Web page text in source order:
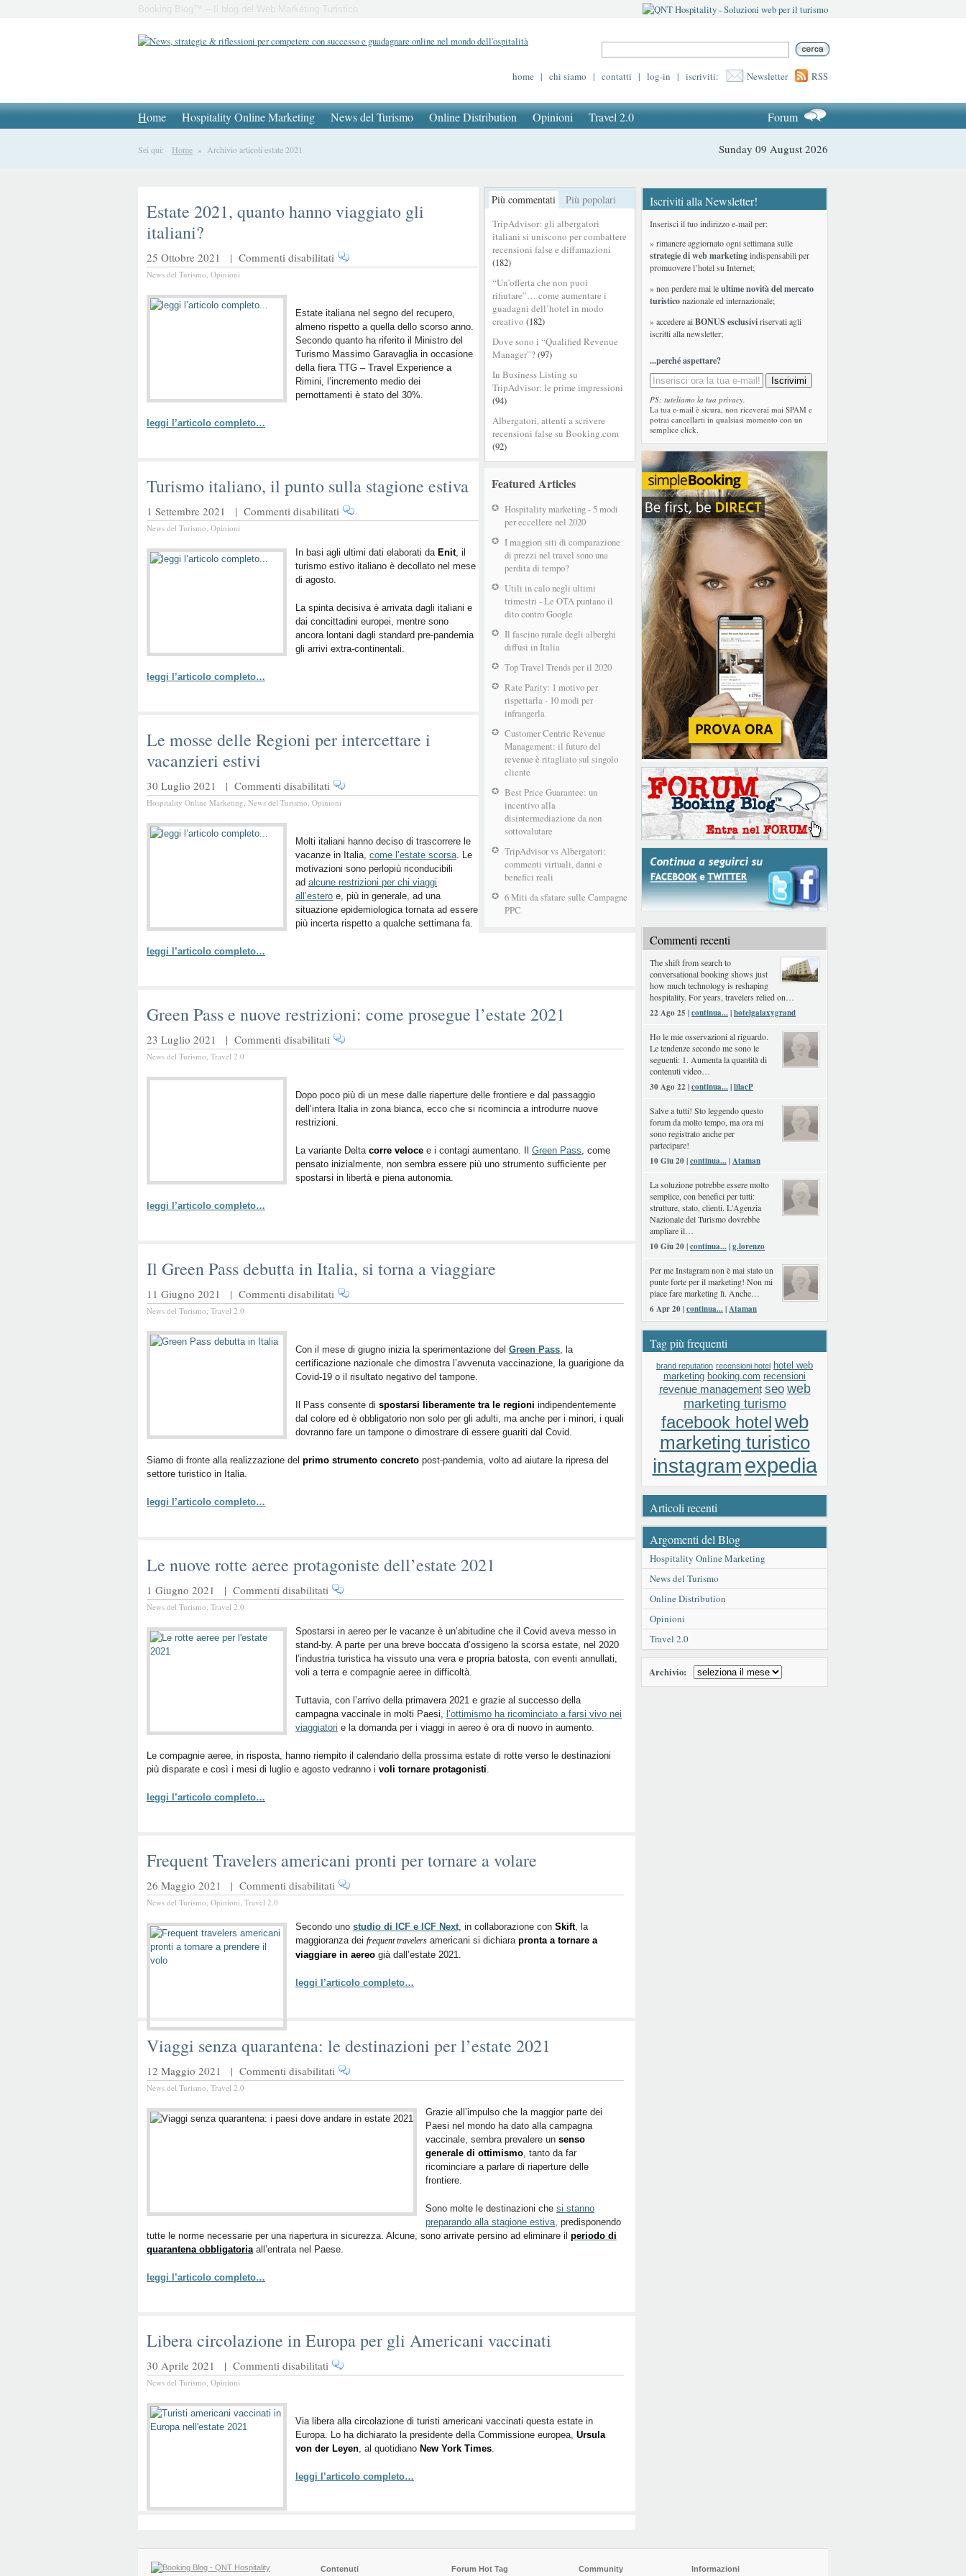
Booking Blog™ – Il blog del Web Marketing Turistico
home | chi siamo | contatti | log-in | iscriviti: Newsletter RSS
Home Hospitality Online Marketing News del Turismo Online Distribution Opinioni Travel 2.0 Forum
Sei qui: Home » Archivio articoli estate 2021 Sunday 09 August 2026
Più commentati Più popolari
TripAdvisor: gli albergatori
italiani si uniscono per combattere
recensioni false e diffamazioni
(182)
“Un’offerta che non puoi
rifiutare”… come aumentare i
guadagni dell’hotel in modo
creativo (182)
Dove sono i “Qualified Revenue
Manager”?(97)
In Business Listing su
TripAdvisor: le prime impressioni
(94)
Albergatori, attenti a scrivere
recensioni false su Booking.com
(92)
Featured Articles
Hospitality marketing - 5 modi
per eccellere nel 2020
I maggiori siti di comparazione
di prezzi nel travel sono una
perdita di tempo?
Utili in calo negli ultimi
trimestri - Le OTA puntano il
dito contro Google
Il fascino rurale degli alberghi
diffusi in Italia
Top Travel Trends per il 2020
Rate Parity: 1 motivo per
rispettarla - 10 modi per
infrangerla
Customer Centric Revenue
Management: il futuro del
revenue è ritagliato sul singolo
cliente
Best Price Guarantee: un
incentivo alla
disintermediazione da non
sottovalutare
TripAdvisor vs Albergatori:
commenti virtuali, danni e
benefici reali
6 Miti da sfatare sulle Campagne
PPC
Estate 2021, quanto hanno viaggiato gli
italiani?
25 Ottobre 2021 | Commenti disabilitati su
Estate
hanno
viaggiato
gli
italiani?
News del Turismo, Opinioni
Estate italiana nel segno del recupero,
almeno rispetto a quella dello scorso anno.
Secondo quanto ha riferito il Ministro del
Turismo Massimo Garavaglia in occasione
della fiera TTG – Travel Experience a
Rimini, l’incremento medio dei
pernottamenti è stato del 30%.
leggi l’articolo completo…
Turismo italiano, il punto sulla stagione estiva
1 Settembre 2021 | Commenti disabilitati su
Turismo
il
punto
estiva
News del Turismo, Opinioni
In basi agli ultimi dati elaborati da Enit, il
turismo estivo italiano è decollato nel mese
di agosto.
La spinta decisiva è arrivata dagli italiani e
dai concittadini europei, mentre sono
ancora lontani dagli standard pre-pandemia
gli arrivi extra-continentali.
leggi l’articolo completo…
Le mosse delle Regioni per intercettare i
vacanzieri estivi
30 Luglio 2021 | Commenti disabilitati su
Le
Regioni
per
intercettare
i
vacanzieri
estivi
Hospitality Online Marketing, News del Turismo, Opinioni
Molti italiani hanno deciso di trascorrere le
vacanze in Italia, come l’estate scorsa. Le
motivazioni sono perlopiù riconducibili
ad alcune restrizioni per chi viaggi
all’estero e, più in generale, ad una
situazione epidemiologica tornata ad essere
più incerta rispetto a qualche settimana fa.
leggi l’articolo completo…
Green Pass e nuove restrizioni: come prosegue l’estate 2021
23 Luglio 2021 | Commenti disabilitati su
Green
nuove
restrizioni:
come
l’estate
2021
News del Turismo, Travel 2.0
Dopo poco più di un mese dalle riaperture delle frontiere e dal passaggio
dell’intera Italia in zona bianca, ecco che si ricomincia a introdurre nuove
restrizioni.
La variante Delta corre veloce e i contagi aumentano. Il Green Pass, come
pensato inizialmente, non sembra essere più uno strumento sufficiente per
spostarsi in libertà e piena autonomia.
leggi l’articolo completo…
Il Green Pass debutta in Italia, si torna a viaggiare
11 Giugno 2021 | Commenti disabilitati su
Il
debutta
in
Italia,
torna
a
viaggiare
News del Turismo, Travel 2.0
Con il mese di giugno inizia la sperimentazione del Green Pass, la
certificazione nazionale che dimostra l’avvenuta vaccinazione, la guarigione da
Covid-19 o il risultato negativo del tampone.
Il Pass consente di spostarsi liberamente tra le regioni indipendentemente
dal colore ed è obbligatorio non solo per gli adulti, ma anche per i minori, i quali
dovranno fare un tampone o dimostrare di essere guariti dal Covid.
Siamo di fronte alla realizzazione del primo strumento concreto post-pandemia, volto ad aiutare la ripresa del
settore turistico in Italia.
leggi l’articolo completo…
Le nuove rotte aeree protagoniste dell’estate 2021
1 Giugno 2021 | Commenti disabilitati su
Le
rotte
aeree
protagoniste
dell’estate
News del Turismo, Travel 2.0
Spostarsi in aereo per le vacanze è un’abitudine che il Covid aveva messo in
stand-by. A parte per una breve boccata d’ossigeno la scorsa estate, nel 2020
l’industria turistica ha vissuto una vera e propria batosta, con eventi annullati,
voli a terra e compagnie aeree in difficoltà.
Tuttavia, con l’arrivo della primavera 2021 e grazie al successo della
campagna vaccinale in molti Paesi, l’ottimismo ha ricominciato a farsi vivo nei
viaggiatori e la domanda per i viaggi in aereo è ora di nuovo in aumento.
Le compagnie aeree, in risposta, hanno riempito il calendario della prossima estate di rotte verso le destinazioni
più disparate e così i mesi di luglio e agosto vedranno i voli tornare protagonisti.
leggi l’articolo completo…
Frequent Travelers americani pronti per tornare a volare
26 Maggio 2021 | Commenti disabilitati su
Frequent
americani
pronti
per
a
News del Turismo, Opinioni, Travel 2.0
Secondo uno studio di ICF e ICF Next, in collaborazione con Skift, la
maggioranza dei frequent travelers americani si dichiara pronta a tornare a
viaggiare in aereo già dall’estate 2021.
leggi l’articolo completo…
Viaggi senza quarantena: le destinazioni per l’estate 2021
12 Maggio 2021 | Commenti disabilitati su
Viaggi
quarantena:
News del Turismo, Travel 2.0
Grazie all’impulso che la maggior parte dei
Paesi nel mondo ha dato alla campagna
vaccinale, sembra prevalere un senso
generale di ottimismo, tanto da far
ricominciare a parlare di riaperture delle
frontiere.
Sono molte le destinazioni che si stanno
preparando alla stagione estiva, predisponendo
tutte le norme necessarie per una riapertura in sicurezza. Alcune, sono arrivate persino ad eliminare il periodo di
quarantena obbligatoriaall’entrata nel Paese.
leggi l’articolo completo…
Libera circolazione in Europa per gli Americani vaccinati
30 Aprile 2021 | Commenti disabilitati su
Libera
Europa
per
gli
vaccinati
News del Turismo, Opinioni
Via libera alla circolazione di turisti americani vaccinati questa estate in
Europa. Lo ha dichiarato la presidente della Commissione europea, Ursula
von der Leyen, al quotidiano New York Times.
leggi l’articolo completo…
Iscriviti alla Newsletter!
Inserisci il tuo indirizzo e-mail per:
» rimanere aggiornato ogni settimana sulle
strategie di web marketingindispensabili per
promuovere l’hotel su Internet;
» non perdere mai leultime novità del mercato
turisticonazionale ed internazionale;
» accedere aiBONUS esclusiviriservati agli
iscritti alla newsletter;
...perché aspettare?
PS: tuteliamo la tua privacy.
La tua e-mail è sicura, non riceverai mai SPAM e
potrai cancellarti in qualsiasi momento con un
semplice click.
Commenti recenti
The shift from search to
conversational booking shows just
how much technology is reshaping
hospitality. For years, travelers relied on…
22 Ago 25 |continua...|hotelgalaxygrand
Ho le mie osservazioni al riguardo.
Le tendenze secondo me sono le
seguenti: 1. Aumenta la quantità di
contenuti video…
30 Ago 22 |continua...|lilacP
Salve a tutti! Sto leggendo questo
forum da molto tempo, ma ora mi
sono registrato anche per
partecipare!
10 Giu 20 |continua...|Ataman
La soluzione potrebbe essere molto
semplice, con benefici per tutti:
strutture, stato, clienti. L'Agenzia
Nazionale del Turismo dovrebbe
ampliare il…
10 Giu 20 |continua...|g.lorenzo
Per me Instagram non è mai stato un
punte forte per il marketing! Non mi
piace fare marketing lì. Anche…
6 Apr 20 |continua...|Ataman
Tag più frequenti
brand reputation recensioni hotel hotel web
marketing booking.com recensioni
revenue management seo web
marketing turismo
facebook hotelweb
marketing turistico
instagramexpedia
Articoli recenti
Argomenti del Blog
Hospitality Online Marketing
News del Turismo
Online Distribution
Opinioni
Travel 2.0
Archivio:
Contenuti Forum Hot Tag Community Informazioni